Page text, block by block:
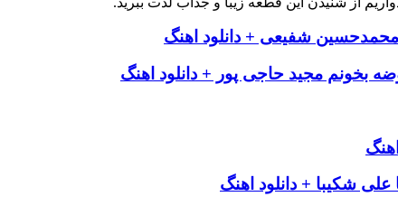
محمدحسین شفیعی + دانلود اهنگ
بخونم مجید حاجی پور + دانلود اهنگ
علی شکیبا + دانلود اهنگ